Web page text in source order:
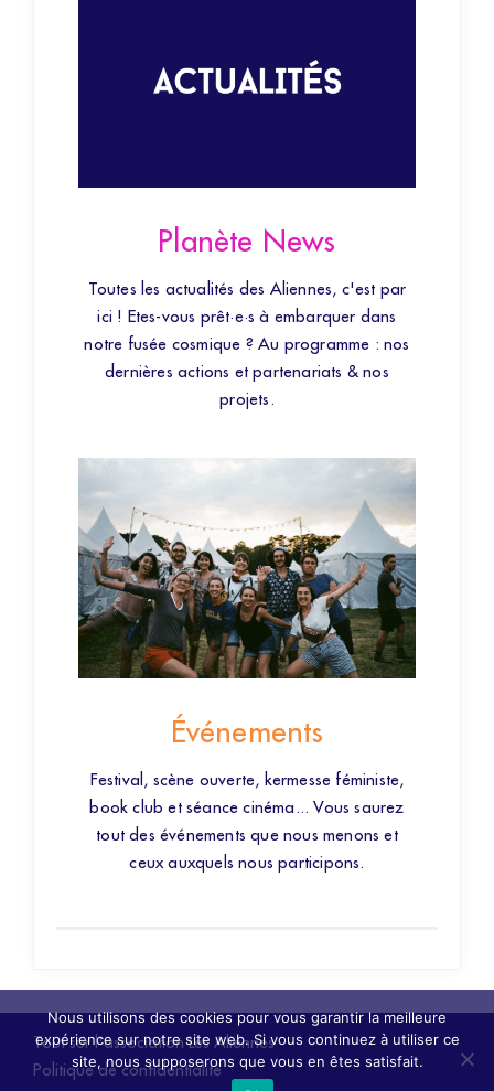
Planète News
Toutes les actualités des Aliennes, c'est par
ici ! Etes-vous prêt·e·s à embarquer dans
notre fusée cosmique ? Au programme : nos
dernières actions et partenariats & nos
projets.
Événements
Festival, scène ouverte, kermesse féministe,
book club et séance cinéma... Vous saurez
tout des événements que nous menons et
ceux auxquels nous participons.
Tout sur l'association Les Aliennes
Politique de confidentialité
Nous utilisons des cookies pour vous garantir la meilleure
expérience sur notre site web. Si vous continuez à utiliser ce
site, nous supposerons que vous en êtes satisfait.